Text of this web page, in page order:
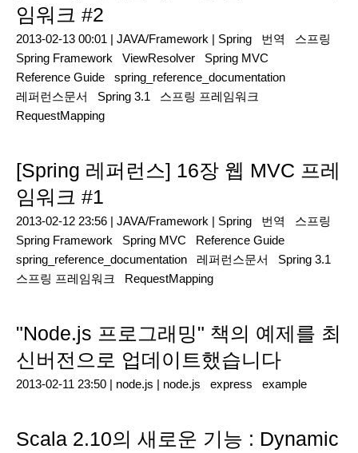
임워크 #2
2013-02-13 00:01 | JAVA/Framework | Spring 번역
스프링
Spring Framework
ViewResolver
Spring MVC
Reference Guide
spring_reference_documentation
레퍼런스문서
Spring 3.1
스프링 프레임워크
RequestMapping
[Spring 레퍼런스] 16장 웹 MVC 프레
임워크 #1
2013-02-12 23:56 | JAVA/Framework | Spring 번역
스프링
Spring Framework
Spring MVC
Reference Guide
spring_reference_documentation
레퍼런스문서
Spring 3.1
스프링 프레임워크
RequestMapping
"Node.js 프로그래밍" 책의 예제를 최
신버전으로 업데이트했습니다
2013-02-11 23:50 | node.js | node.js express example
Scala 2.10의 새로운 기능 : Dynamic